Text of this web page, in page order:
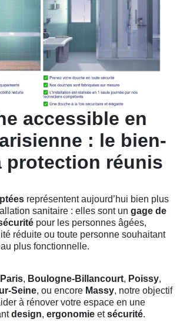
accessible en
: le bien-
protection réunis
représentent aujourd’hui bien plus
sanitaire : elles sont un gage de
pour les personnes âgées,
réduite ou toute personne souhaitant
plus fonctionnelle.
Paris, Boulogne-Billancourt, Poissy,
Seine, ou encore Massy, notre objectif
à rénover votre espace en une
design, ergonomie etsécurité.